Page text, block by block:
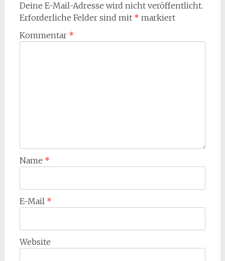
Deine E-Mail-Adresse wird nicht veröffentlicht.
Erforderliche Felder sind mit * markiert
Kommentar *
Name *
E-Mail *
Website